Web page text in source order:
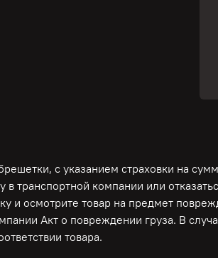
с указанием страховки на
транспортной компании или
и осмотрите товар на предмет
Акт о повреждении груза. В
товара.